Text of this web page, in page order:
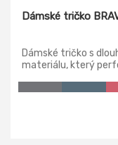
Dámské tričko
Dámské tričko s
materiálu, který